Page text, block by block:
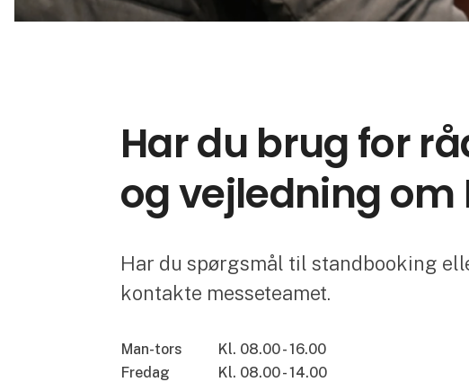
Har du brug for
og vejledning om
Har du spørgsmål til standbooking
kontakte messeteamet.
Man-tors
Kl. 08.00 - 16.00
Fredag
Kl. 08.00 - 14.00